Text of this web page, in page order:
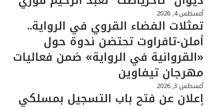
أغسطس 4, 2026
تمثلات الفضاء القروي في الرواية..
أملن-تافراوت تحتضن ندوة حول
«القروانية في الرواية» ضمن فعاليات
مهرجان تيفاوين
أغسطس 3, 2026
إعلان عن فتح باب التسجيل بمسلكي